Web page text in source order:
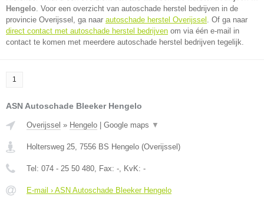
Hengelo. Voor een overzicht van autoschade herstel bedrijven in de
provincie Overijssel, ga naar autoschade herstel Overijssel . Of ga naar
direct contact met autoschade herstel bedrijven om via één e-mail in
contact te komen met meerdere autoschade herstel bedrijven tegelijk.
1
ASN Autoschade Bleeker Hengelo
Overijssel » Hengelo Google maps ▼
Holtersweg 25, 7556 BS Hengelo (Overijssel )
Tel: 074 - 25 50 480, Fax: -, KvK: -
E-mail › ASN Autoschade Bleeker Hengelo